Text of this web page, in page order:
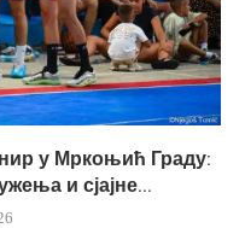
у Мркоњић Граду:
и сјајне...